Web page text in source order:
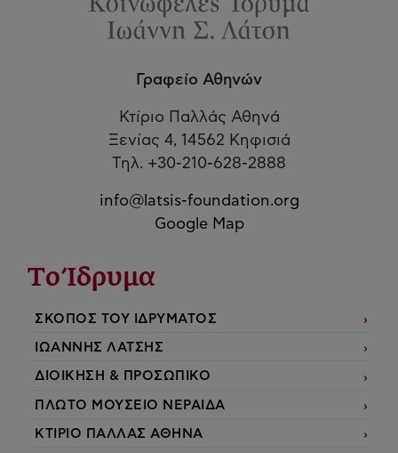
Γραφείο Αθηνών
Κτίριο Παλλάς Αθηνά
Ξενίας 4, 14562 Κηφισιά
Τηλ. +30-210-628-2888
info@latsis-foundation.org
Google Map
Το Ίδρυμα
ΣΚΟΠΟΣ ΤΟΥ ΙΔΡΥΜΑΤΟΣ
ΙΩΑΝΝΗΣ ΛΑΤΣΗΣ
ΔΙΟΙΚΗΣΗ & ΠΡΟΣΩΠΙΚΟ
ΠΛΩΤΟ ΜΟΥΣΕΙΟ ΝΕΡΑΙΔΑ
ΚΤΙΡΙΟ ΠΑΛΛΑΣ ΑΘΗΝΑ